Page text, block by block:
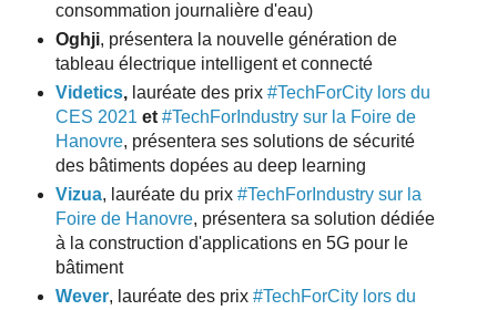
consommation journalière d'eau)
Oghji, présentera la nouvelle génération de
tableau électrique intelligent et connecté
Videtics, lauréate des prix #TechForCity lors du
CES 2021 et #TechForIndustry sur la Foire de
Hanovre, présentera ses solutions de sécurité
des bâtiments dopées au deep learning
Vizua, lauréate du prix #TechForIndustry sur la
Foire de Hanovre, présentera sa solution dédiée
à la construction d'applications en 5G pour le
bâtiment
Wever, lauréate des prix #TechForCity lors du